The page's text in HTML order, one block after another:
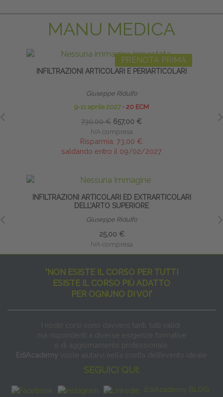
MANU MEDICA
PRENOTA PRIMA
INFILTRAZIONI ARTICOLARI E PERIARTICOLARI
Giuseppe Ridulfo
9-11 aprile 2027 ∙ 20 ECM
730,00 € 657,00 €
IVA compresa
Risparmia: 73,00 €
saldando entro il 09/02/2027
INFILTRAZIONI ARTICOLARI ED EXTRARTICOLARI
DELL’ARTO SUPERIORE
Giuseppe Ridulfo
25,00 €
IVA compresa
"NON ESISTE IL CORSO PER TUTTI
ESISTE IL CORSO PIÙ ADATTO
PER OGNUNO DI VOI"
I nostri corsi sono davvero tanti, tutti validi
ma rispondenti a diverse esigenze formative
e di aggiornamento professionale.
EdiAcademy vuole aiutarvi nella scelta dell’evento ideale
SEGUICI QUI:
EdiAcademy BLOG